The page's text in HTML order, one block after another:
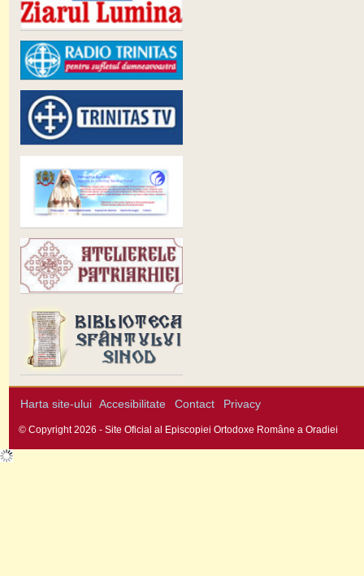
Harta site-ului Accesibilitate Contact Privacy
© Copyright 2026 - Site Oficial al Episcopiei Ortodoxe Române a Oradiei